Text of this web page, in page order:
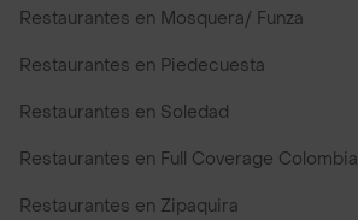
Restaurantes en Mosquera/ Funza
Restaurantes en Piedecuesta
Restaurantes en Soledad
Restaurantes en Full Coverage Colombia
Restaurantes en Zipaquira